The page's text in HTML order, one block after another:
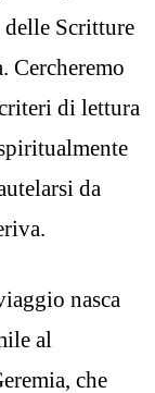
delle Scritture
Cercheremo
di lettura
da
nasca
al
che